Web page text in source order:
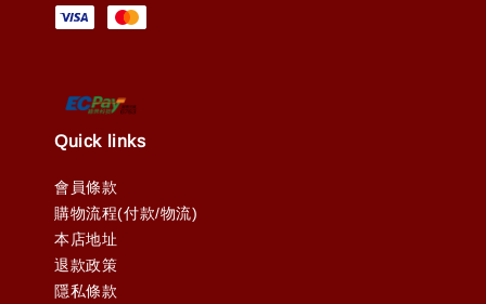
Quick links
會員條款
購物流程(付款/物流)
本店地址
退款政策
隱私條款